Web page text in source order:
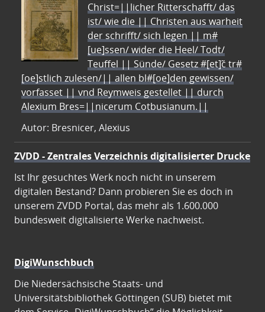
Christ=||licher Ritterschafft/ das
ist/ wie die || Christen aus warheit
der schrifft/ sich legen || m#
[ue]ssen/ wider die Heel/ Todt/
Teuffel || Sünde/ Gesetz #[et]c̃ tr#
[oe]stlich zulesen/|| allen bl#[oe]den gewissen/
vorfasset || vnd Reymweis gestellet || durch
Alexium Bres=||nicerum Cotbusianum.||
Autor: Bresnicer, Alexius
ZVDD - Zentrales Verzeichnis digitalisierter Drucke
Ist Ihr gesuchtes Werk noch nicht in unserem
digitalen Bestand? Dann probieren Sie es doch in
unserem ZVDD Portal, das mehr als 1.600.000
bundesweit digitalisierte Werke nachweist.
DigiWunschbuch
Die Niedersächsische Staats- und
Universitätsbibliothek Göttingen (SUB) bietet mit